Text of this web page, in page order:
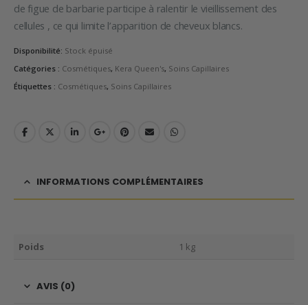
de figue de barbarie participe à ralentir le vieillissement des
cellules , ce qui limite l’apparition de cheveux blancs.
Disponibilité: Stock épuisé
Catégories : Cosmétiques, Kera Queen's, Soins Capillaires
Étiquettes : Cosmétiques, Soins Capillaires
INFORMATIONS COMPLÉMENTAIRES
Poids 1 kg
AVIS (0)